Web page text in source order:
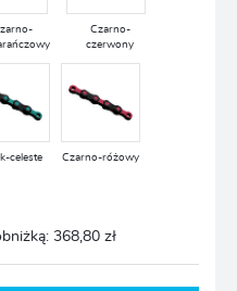
Czarno-
czerwony
celeste Czarno-różowy
368,80 zł